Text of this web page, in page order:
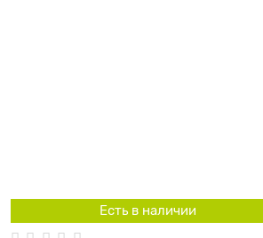
Есть в наличии